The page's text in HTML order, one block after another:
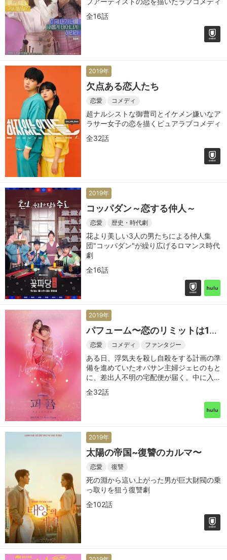
全16話
2019年
欠点ある恋人たち
恋愛 コメディ
超ナルシストな御曹司とイケメン嫌いなア
ラサー女子の恋を描くピュアラブコメディ
全32話
2019年
コッパダン～恋する仲人～
恋愛 歴史・時代劇
花より美しい3人の男たちによる仲人集
団"コッパダン"が繰り広げるロマンス時代
劇
全16話
2019年
パフューム〜恋のリミットは12
時間〜
恋愛 コメディ ファンタジー
ある日、浮気夫を殺し自殺をする計画の準
備を進めていたオバサン主婦ジェヒのもと
に、差出人不明の宅配便が届く。中に入っ
ていた香水をつけると突然、17年前のモデ
ルを目指していた頃の美しい姿に大変身！
驚いたジェヒは、この得体のしれない奇跡
と香水の謎を解くために家出を決意する
全32話
2019年
太陽の帝国~復讐のカルマ〜
恋愛 復讐
死の淵から這い上がった男が巨大財閥の乗
っ取りを狙う復讐劇
全102話